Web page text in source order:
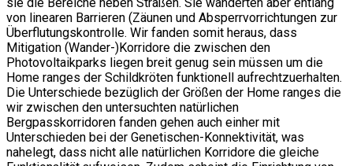
sie die Bereiche neben Straßen. Sie wanderten aber entlang
von linearen Barrieren (Zäunen und Absperrvorrichtungen zur
Überflutungskontrolle. Wir fanden somit heraus, dass
Mitigation (Wander-)Korridore die zwischen den
Photovoltaikparks liegen breit genug sein müssen um die
Home ranges der Schildkröten funktionell aufrechtzuerhalten.
Die Unterschiede bezüglich der Größen der Home ranges die
wir zwischen den untersuchten natürlichen
Bergpasskorridoren fanden gehen auch einher mit
Unterschieden bei der Genetischen-Konnektivität, was
nahelegt, dass nicht alle natürlichen Korridore die gleiche